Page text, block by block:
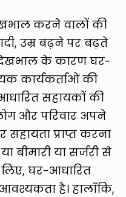
करने वालों की
उम्र बढ़ने पर बढ़ते
के कारण घर-
कार्यकर्ताओं की
सहायकों की
और परिवार अपने
प्राप्त करना
बीमारी या सर्जरी से
घर-आधारित
है। हालाँकि,